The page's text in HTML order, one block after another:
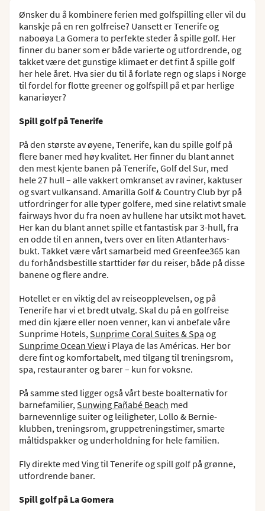
Ønsker du å kombinere ferien med golfspilling eller vil du
kanskje på en ren golfreise? Uansett er Tenerife og
naboøya La Gomera to perfekte steder å spille golf. Her
finner du baner som er både varierte og utfordrende, og
takket være det gunstige klimaet er det fint å spille golf
her hele året. Hva sier du til å forlate regn og slaps i Norge
til fordel for flotte greener og golfspill på et par herlige
kanariøyer?
Spill golf på Tenerife
På den største av øyene, Tenerife, kan du spille golf på
flere baner med høy kvalitet. Her finner du blant annet
den mest kjente banen på Tenerife, Golf del Sur, med
hele 27 hull – alle vakkert omkranset av raviner, kaktuser
og svart vulkansand. Amarilla Golf & Country Club byr på
utfordringer for alle typer golfere, med sine relativt smale
fairways hvor du fra noen av hullene har utsikt mot havet.
Her kan du blant annet spille et fantastisk par 3-hull, fra
en odde til en annen, tvers over en liten Atlanterhavs-
bukt. Takket være vårt samarbeid med Greenfee365 kan
du forhåndsbestille starttider før du reiser, både på disse
banene og flere andre.
Hotellet er en viktig del av reiseopplevelsen, og på
Tenerife har vi et bredt utvalg. Skal du på en golfreise
med din kjære eller noen venner, kan vi anbefale våre
Sunprime Hotels, Sunprime Coral Suites & Spa og
Sunprime Ocean View i Playa de las Américas. Her bor
dere fint og komfortabelt, med tilgang til treningsrom,
spa, restauranter og barer – kun for voksne.
På samme sted ligger også vårt beste boalternativ for
barnefamilier, Sunwing Fañabé Beach med
barnevennlige suiter og leiligheter, Lollo & Bernie-
klubben, treningsrom, gruppetreningstimer, smarte
måltidspakker og underholdning for hele familien.
Fly direkte med Ving til Tenerife og spill golf på grønne,
utfordrende baner.
Spill golf på La Gomera